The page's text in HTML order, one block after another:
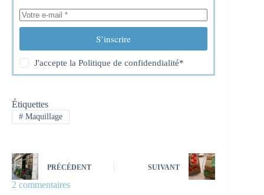
S’inscrire
J'accepte laPolitique de confidendialité*
Étiquettes
#Maquillage
PRÉCÉDENT SUIVANT
2 commentaires